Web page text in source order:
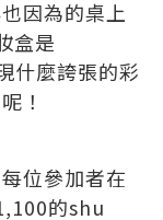
因為的桌上
盒是
什麼誇張的彩
！
位參加者在
的shu